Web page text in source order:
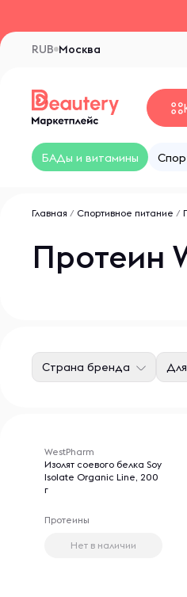
Москва
RUB
БАДы и витамины
Главная / Спортивное питание /
Протеин
Страна бренда
WestPharm
Изолят соевого белка Soy
Isolate Organic Line, 200
г
Протеины
Нет в наличии